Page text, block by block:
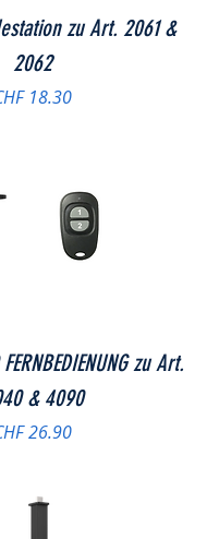
zu Art. 2061 &
2062
18.30
zu Art.
& 4090
26.90